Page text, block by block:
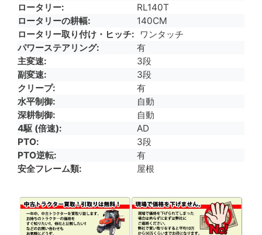
ロータリー
RL140T
ロータリーの耕幅
140CM
ロータリー取り付け・ヒッチ
ワンタッチ
パワーステアリング
有
主変速
3段
副変速
3段
クリープ
有
水平制御
自動
深耕制御
自動
4駆 (倍速)
AD
PTO
3段
PTO逆転
有
安全フレーム類
屋根